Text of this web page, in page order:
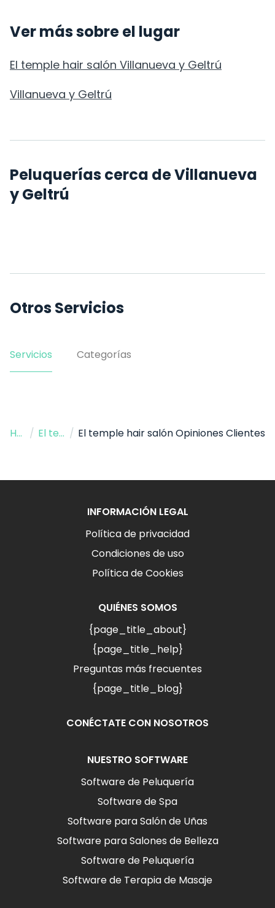
Ver más sobre el lugar
El temple hair salón Villanueva y Geltrú
Villanueva y Geltrú
Peluquerías cerca de Villanueva
y Geltrú
Otros Servicios
Servicios Categorías
Hogar / El temple hair salón / El temple hair salón Opiniones Clientes
INFORMACIÓN LEGAL
Política de privacidad
Condiciones de uso
Política de Cookies
QUIÉNES SOMOS
{page_title_about}
{page_title_help}
Preguntas más frecuentes
{page_title_blog}
CONÉCTATE CON NOSOTROS
NUESTRO SOFTWARE
Software de Peluquería
Software de Spa
Software para Salón de Uñas
Software para Salones de Belleza
Software de Peluquería
Software de Terapia de Masaje